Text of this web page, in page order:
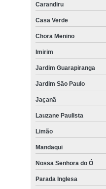
Carandiru
Casa Verde
Chora Menino
Imirim
Jardim Guarapiranga
Jardim São Paulo
Jaçanã
Lauzane Paulista
Limão
Mandaqui
Nossa Senhora do Ó
Parada Inglesa